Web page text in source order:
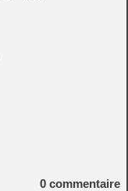
0 commentaire